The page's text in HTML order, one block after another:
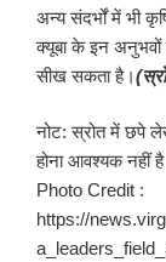
अन्य संदर्भों में भी
क्यूबा के इन अनुभवों
सीख सकता है।
नोट: स्रोत में छपे
होना आवश्यक नहीं
Photo Credit :
https://